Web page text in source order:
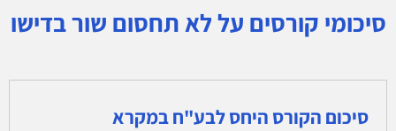
סיכומי קורסים על לא תחסום שור בדישו
סיכום הקורס היחס לבע"ח במקרא